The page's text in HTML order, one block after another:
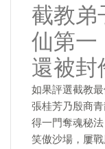
截教弟
仙第一
還被封
如果評選截教
張桂芳乃殷商
得一門奪魂秘
笑傲沙場，屢戰